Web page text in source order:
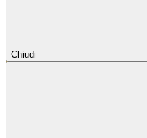
Chiudi